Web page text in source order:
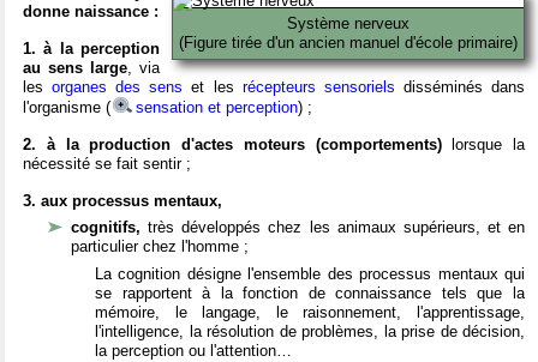
Système nerveux
(Figure tirée d'un ancien manuel d'école primaire)
donne naissance :
1. à la perception
au sens large, via
lesorganes des sens et les récepteurs sensoriels disséminés dans
l'organisme (
sensation et perception) ;
2. à la production d'actes moteurs (comportements)lorsque la
nécessité se fait sentir ;
3. aux processus mentaux,
cognitifs,très développés chez les animaux supérieurs, et en
particulier chez l'homme ;
La cognition désigne l'ensemble des processus mentaux qui
se rapportent à la fonction de connaissance tels que la
mémoire, le langage, le raisonnement, l'apprentissage,
l'intelligence, la résolution de problèmes, la prise de décision,
la perception ou l'attention…